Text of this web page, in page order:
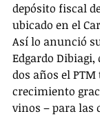
depósito fiscal
ubicado en el
Así lo anunció
Edgardo
dos años el
crecimiento
vinos – para las